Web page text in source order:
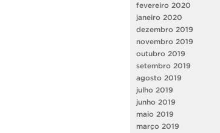
fevereiro 2020
janeiro 2020
dezembro 2019
novembro 2019
outubro 2019
setembro 2019
agosto 2019
julho 2019
junho 2019
maio 2019
março 2019